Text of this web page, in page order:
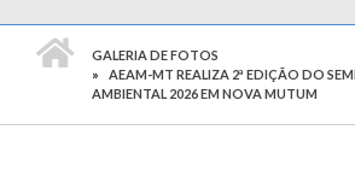
GALERIA DE FOTOS
AEAM-MT REALIZA 2ª EDIÇÃO DO
AMBIENTAL 2026 EM NOVA MUTUM